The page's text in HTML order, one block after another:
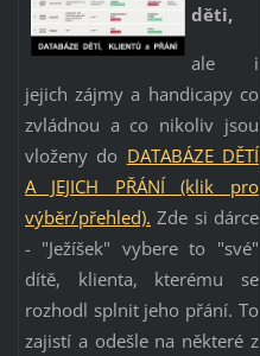
děti,
ale i
jejich zájmy a handicapy co
zvládnou a co nikoliv jsou
vloženy do DATABÁZE DĚTÍ
A JEJICH PŘÁNÍ (klik pro
výběr/přehled). Zde si dárce
- "Ježíšek" vybere to "své"
dítě, klienta, kterému se
rozhodl splnit jeho přání. To
zajistí a odešle na některé z